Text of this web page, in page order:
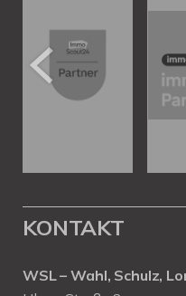
KONTAKT
WSL – Wahl, Schulz,